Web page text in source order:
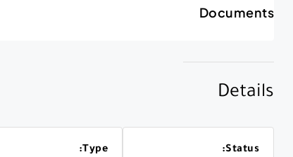
Documents
Details
Status:
Type: